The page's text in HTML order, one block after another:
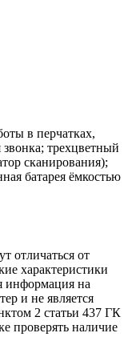
в перчатках,
трехцветный
сканирования);
батарея ёмкостью
отличаться от
характеристики
информация на
и не является
2 статьи 437 ГК
проверять наличие